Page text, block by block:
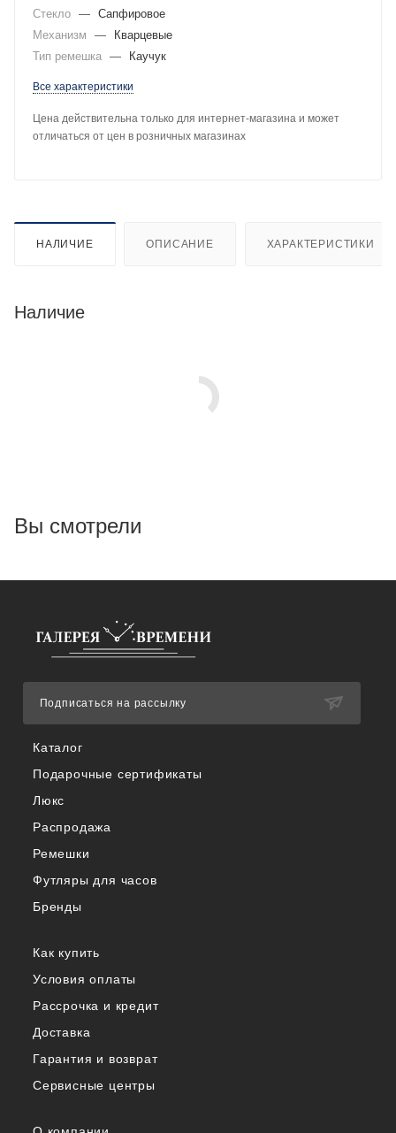
Стекло — Сапфировое
Механизм
—
Кварцевые
Тип ремешка — Каучук
Все характеристики
Цена действительна только для интернет-магазина и может
отличаться от цен в розничных магазинах
НАЛИЧИЕ ОПИСАНИЕ ХАРАКТЕРИСТИКИ
Наличие
Вы смотрели
Каталог
Подарочные сертификаты
Люкс
Распродажа
Ремешки
Футляры для часов
Бренды
Как купить
Условия оплаты
Рассрочка и кредит
Доставка
Гарантия и возврат
Сервисные центры
Подписаться на рассылку